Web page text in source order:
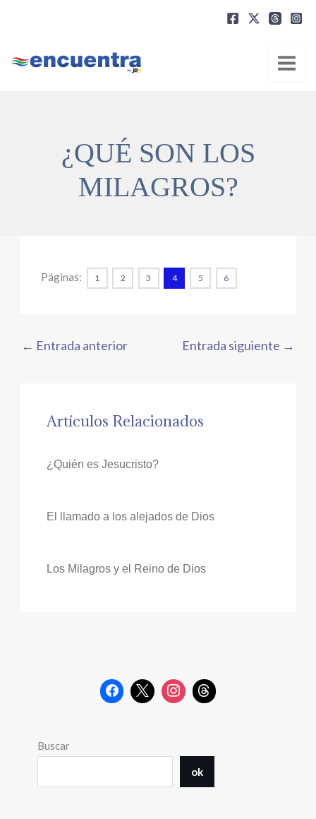
¿QUÉ SON LOS
MILAGROS?
Páginas: 1 2 3 4 5 6
← Entrada anterior Entrada siguiente →
Artículos Relacionados
¿Quién es Jesucristo?
El llamado a los alejados de Dios
Los Milagros y el Reino de Dios
Buscar
ok